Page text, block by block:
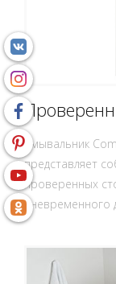
Умывальник
представляет
проверенных
вневременного